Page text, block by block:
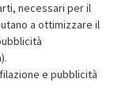
necessari per il
a ottimizzare il
e pubblicità